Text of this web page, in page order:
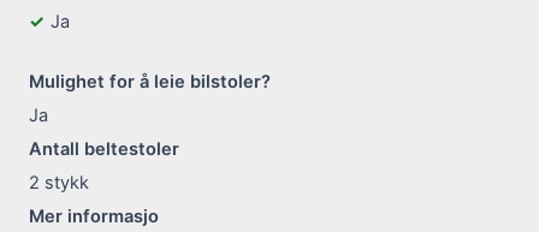
Ja
Mulighet for å leie bilstoler?
Ja
Antall beltestoler
2 stykk
Mer informasjo